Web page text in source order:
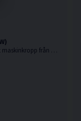
400W. Kort plåtsax med kompakt maskinkropp från Hikoki